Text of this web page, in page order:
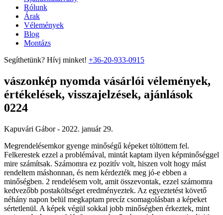
Rólunk
Árak
Vélemények
Blog
Montázs
Segíthetünk? Hívj minket! +36-20-933-0915
vászonkép nyomda vásárlói vélemények,
értékelések, visszajelzések, ajánlások
0224
Kapuvári Gábor - 2022. január 29.
Megrendelésemkor gyenge minőségű képeket töltöttem fel.
Felkerestek ezzel a problémával, mintát kaptam ilyen képminőséggel
mire számítsak. Számomra ez pozitív volt, hiszen volt hogy mást
rendeltem máshonnan, és nem kérdezték meg jó-e ebben a
minőségben. 2 rendelésem volt, amit összevontak, ezzel számomra
kedvezőbb postaköltséget eredményeztek. Az egyeztetést követő
néhány napon belül megkaptam precíz csomagolásban a képeket
sértetlenül. A képek végül sokkal jobb minőségben érkeztek, mint